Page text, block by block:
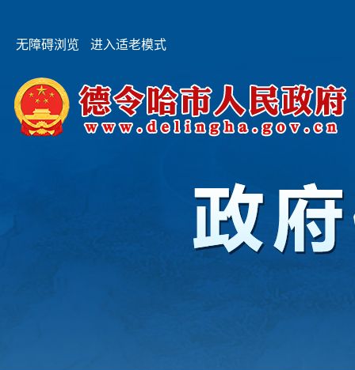
无障碍浏览 进入适老模式